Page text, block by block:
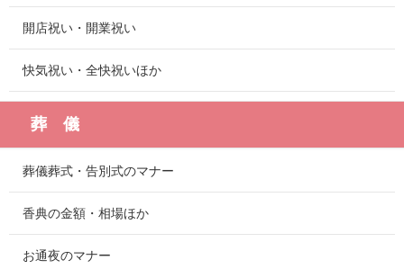
開店祝い・開業祝い
快気祝い・全快祝いほか
葬 儀
葬儀葬式・告別式のマナー
香典の金額・相場ほか
お通夜のマナー